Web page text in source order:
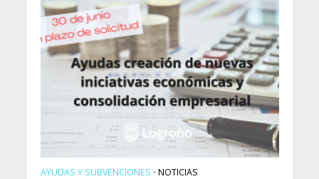
AYUDAS Y SUBVENCIONES • NOTICIAS